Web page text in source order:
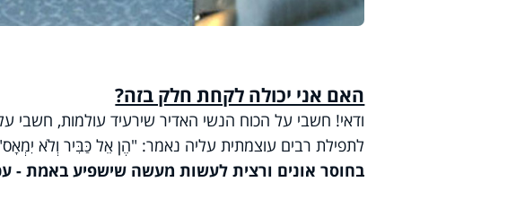
האם אני יכולה לקחת חלק בזה?
ודאי! חשבי על הכוח הנשי האדיר שירעיד עולמות, חשבי
לתפילת רבים עוצמתית עליה נאמר: "הֶן אֵל כַּבִּיר וְלֹא
בחוסר אונים ורצית לעשות מעשה שישפיע באמת -